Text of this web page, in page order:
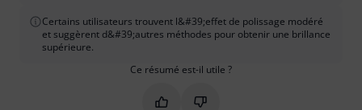
Certains utilisateurs trouvent l&#39;effet de polissage modéré
et suggèrent d&#39;autres méthodes pour obtenir une brillance
supérieure.
Ce résumé est-il utile ?
Marquer ce résumé comme utile
Marquer ce résumé comme